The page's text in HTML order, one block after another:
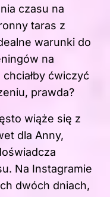
czasu na
taras z
warunki do
na
ćwiczyć
prawda?
wiąże się z
dla Anny,
Na Instagramie
dwóch dniach,